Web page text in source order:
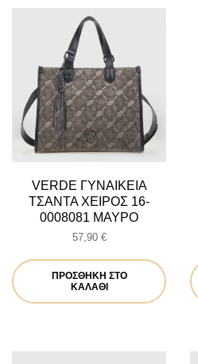
VERDE ΓΥΝΑΙΚΕΙΑ
ΤΣΑΝΤΑ ΧΕΙΡΟΣ 16-
0008081 ΜΑΥΡΟ
57,90 €
ΠΡΟΣΘΉΚΗ ΣΤΟ
ΚΑΛΆΘΙ